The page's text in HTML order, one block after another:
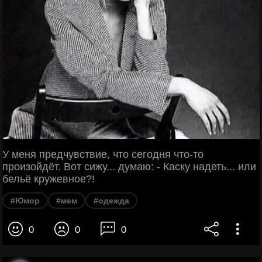
У меня предчувствие, что сегодня что-то
произойдёт. Вот сижу... думаю: - Каску надеть... или
бельё кружевное?!
#Юмор #мем #одежда
0 0 0